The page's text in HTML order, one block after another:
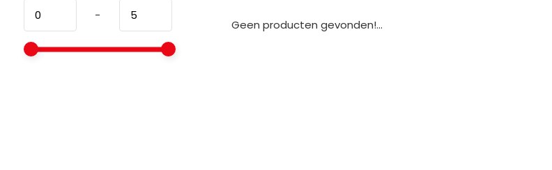
-
Geen producten gevonden!...